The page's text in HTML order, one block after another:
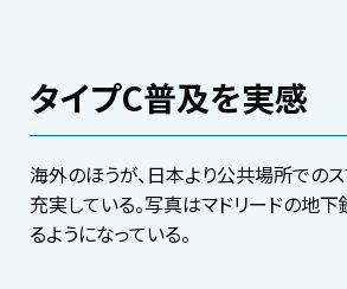
タイプC普及を実感
海外のほうが、日本より公共場所での
充実している。写真はマドリードの地
るようになっている。